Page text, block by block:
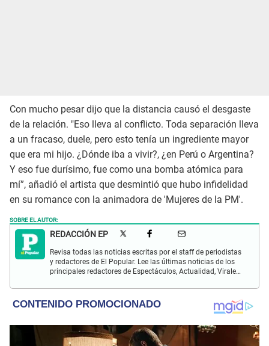
Con mucho pesar dijo que la distancia causó el desgaste
de la relación. "Eso lleva al conflicto. Toda separación lleva
a un fracaso, duele, pero esto tenía un ingrediente mayor
que era mi hijo. ¿Dónde iba a vivir?, ¿en Perú o Argentina?
Y eso fue durísimo, fue como una bomba atómica para
mí”, añadió el artista que desmintió que hubo infidelidad
en su romance con la animadora de 'Mujeres de la PM'.
SOBRE EL AUTOR:
REDACCIÓN EP
Revisa todas las noticias escritas por el staff de periodistas
y redactores de El Popular. Lee las últimas noticias de los
principales redactores de Espectáculos, Actualidad, Virales,